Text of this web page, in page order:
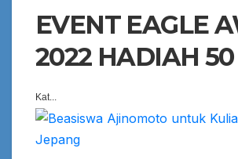
EVENT EAGLE
2022 HADIAH
Kat...